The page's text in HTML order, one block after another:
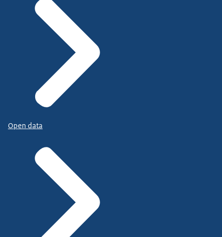
Open data